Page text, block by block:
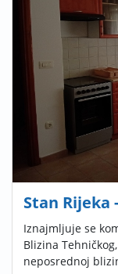
Stan Rijeka
Iznajmljuje se
Blizina
neposrednoj